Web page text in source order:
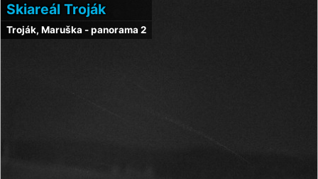
Skiareál Troják
Troják, Maruška - panorama 2